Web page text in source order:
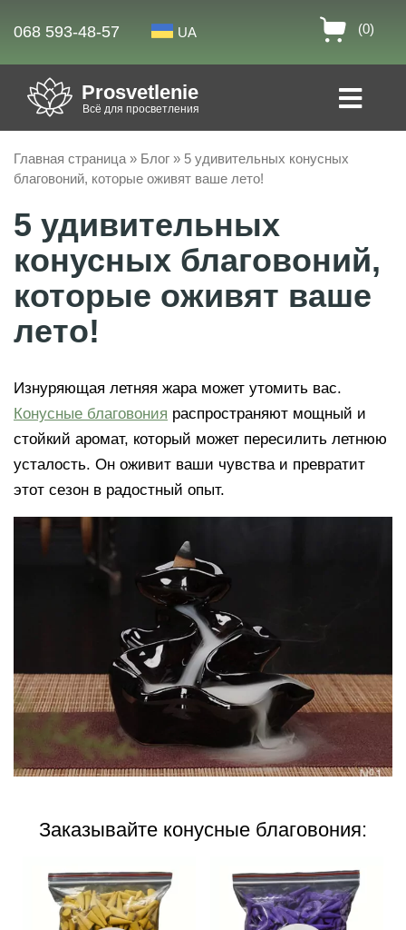
068 593-48-57 UA (0)
Prosvetlenie
Всё для просветления
Главная страница » Блог » 5 удивительных конусных
благовоний, которые оживят ваше лето!
5 удивительных
конусных благовоний,
которые оживят ваше
лето!
Изнуряющая летняя жара может утомить вас.
Конусные благовония распространяют мощный и
стойкий аромат, который может пересилить летнюю
усталость. Он оживит ваши чувства и превратит
этот сезон в радостный опыт.
Заказывайте конусные благовония: